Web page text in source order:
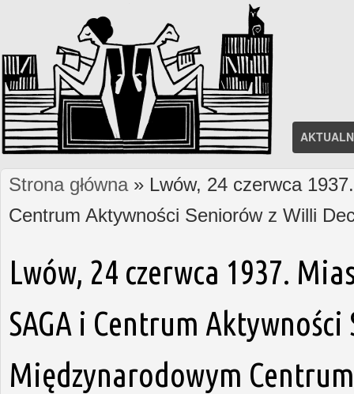
Jesteś tutaj
Strona główna» Lwów, 24 czerwca
Centrum Aktywności Seniorów z Willi
Lwów, 24 czerwca 1937.
SAGA i Centrum
Międzynarodowym